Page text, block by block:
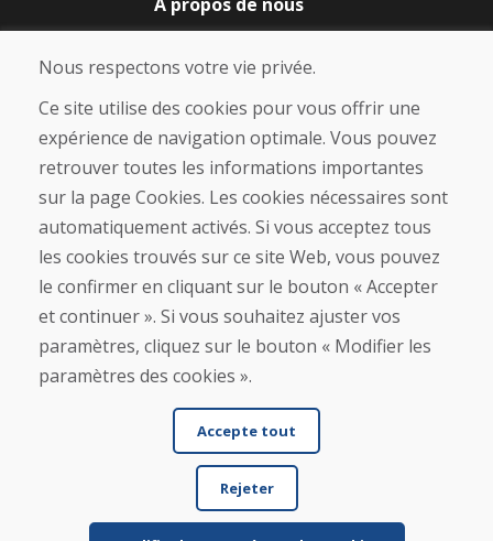
Blog
À propos de nous
Boutique
Contact
Achat
Boutique en ligne
Expédition et paiement
Procédure de réclamation
Politique de retour et d’échange
Politique de confidentialité (RGPD)
Gestion des Cookies
© DOMIVOSPORT 2026, tous droits réservés
Nous respectons votre vie privée.
Ce site utilise des cookies pour vous offrir une
expérience de navigation optimale. Vous pouvez
retrouver toutes les informations importantes
sur la page Cookies. Les cookies nécessaires sont
automatiquement activés. Si vous acceptez tous
les cookies trouvés sur ce site Web, vous pouvez
le confirmer en cliquant sur le bouton « Accepter
et continuer ». Si vous souhaitez ajuster vos
paramètres, cliquez sur le bouton « Modifier les
paramètres des cookies ».
Accepte tout
Rejeter